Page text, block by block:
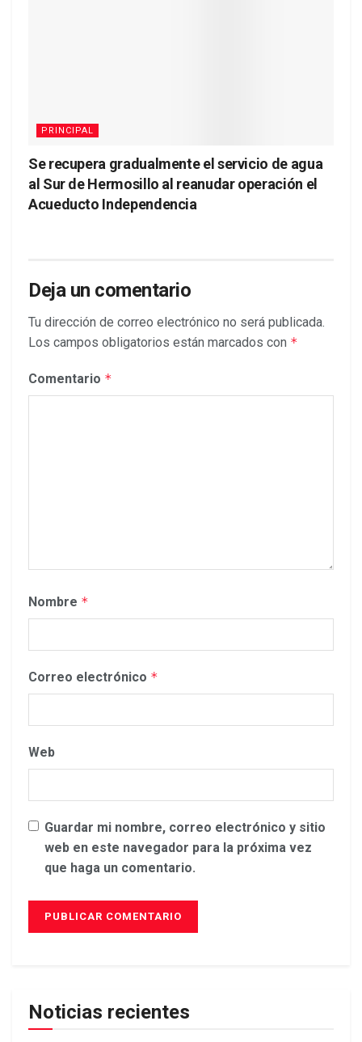
PRINCIPAL
Se recupera gradualmente el servicio de agua
al Sur de Hermosillo al reanudar operación el
Acueducto Independencia
Deja un comentario
Tu dirección de correo electrónico no será publicada.
Los campos obligatorios están marcados con *
Comentario *
Nombre *
Correo electrónico *
Web
Guardar mi nombre, correo electrónico y sitio
web en este navegador para la próxima vez
que haga un comentario.
Noticias recientes